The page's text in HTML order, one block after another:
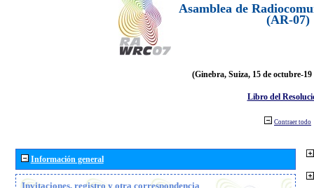
Asamblea de
(AR-07)
(Ginebra, Suiza, 15 de octubre-19
Libro del
Contraer todo
Información general
Invitaciones, registro y otra correspondencia